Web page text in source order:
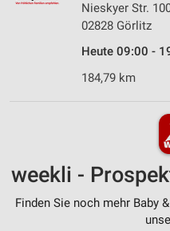
Nieskyer Str.
02828 Görlitz
Heute 09:00 -
184,79 km
weekli -
Finden Sie noch mehr Baby